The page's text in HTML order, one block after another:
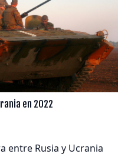
en 2022
entre Rusia y Ucrania